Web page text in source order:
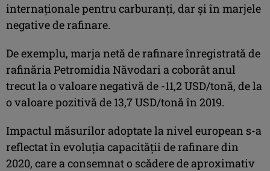
internaționale pentru carburanți, dar și în marjele
negative de rafinare.
De exemplu, marja netă de rafinare înregistrată de
rafinăria Petromidia Năvodari a coborât anul
trecut la o valoare negativă de -11,2 USD/tonă, de la
o valoare pozitivă de 13,7 USD/tonă în 2019.
Impactul măsurilor adoptate la nivel european s-a
reflectat în evoluția capacității de rafinare din
2020, care a consemnat o scădere de aproximativ